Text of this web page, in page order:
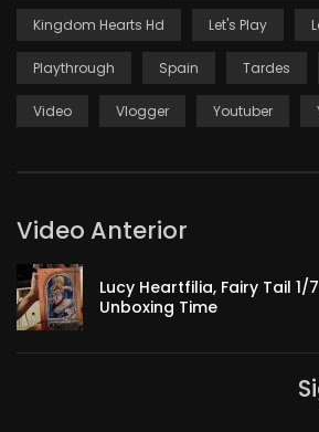
Kingdom Hearts Hd Let's Play
Playthrough Spain Tardes
Video Vlogger Youtuber
Video Anterior
Lucy Heartfilia, Fairy Tail 1/
Unboxing Time